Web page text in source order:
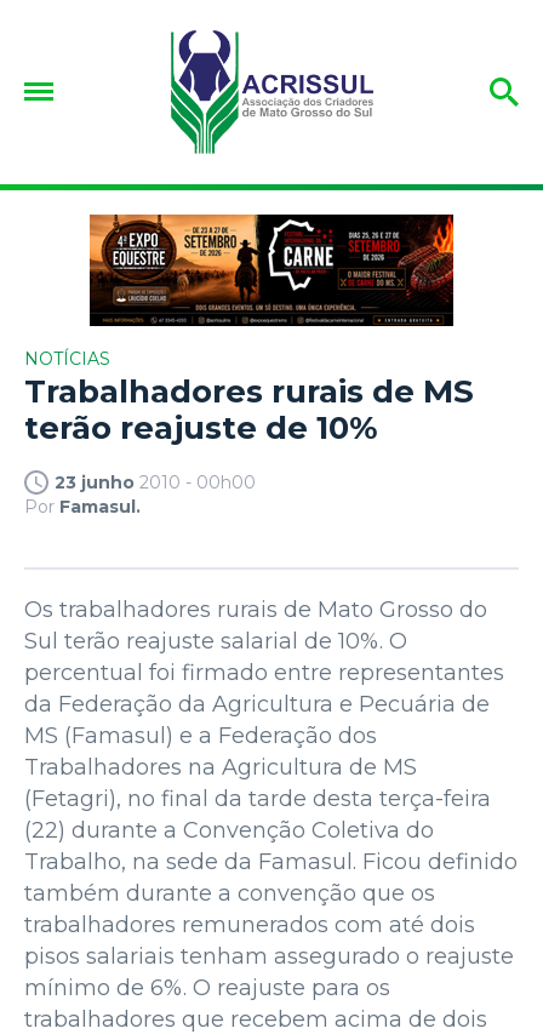
NOTÍCIAS
Trabalhadores rurais de MS
terão reajuste de 10%
23 junho 2010 - 00h00
Por Famasul.
Os trabalhadores rurais de Mato Grosso do
Sul terão reajuste salarial de 10%. O
percentual foi firmado entre representantes
da Federação da Agricultura e Pecuária de
MS (Famasul) e a Federação dos
Trabalhadores na Agricultura de MS
(Fetagri), no final da tarde desta terça-feira
(22) durante a Convenção Coletiva do
Trabalho, na sede da Famasul. Ficou definido
também durante a convenção que os
trabalhadores remunerados com até dois
pisos salariais tenham assegurado o reajuste
mínimo de 6%. O reajuste para os
trabalhadores que recebem acima de dois